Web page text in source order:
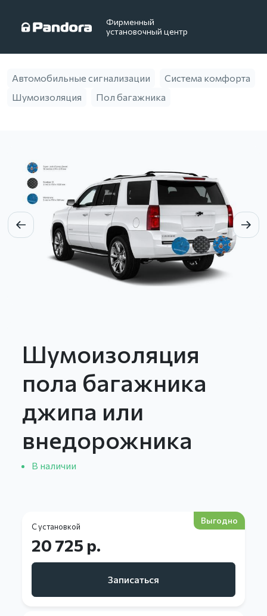
Фирменный
установочный центр
Автомобильные сигнализации
Система комфорта
Шумоизоляция
Пол багажника
Шумоизоляция
пола багажника
джипа или
внедорожника
В наличии
С установкой
Выгодно
20 725 р.
Записаться